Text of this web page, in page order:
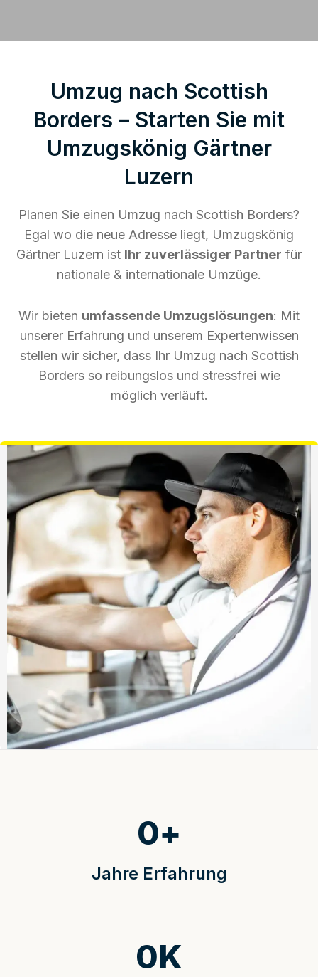
Umzug nach Scottish
Borders – Starten Sie mit
Umzugskönig Gärtner
Luzern
Planen Sie einen Umzug nach Scottish Borders?
Egal wo die neue Adresse liegt, Umzugskönig
Gärtner Luzern ist Ihr zuverlässiger Partner für
nationale & internationale Umzüge.
Wir bieten umfassende Umzugslösungen: Mit
unserer Erfahrung und unserem Expertenwissen
stellen wir sicher, dass Ihr Umzug nach Scottish
Borders so reibungslos und stressfrei wie
möglich verläuft.
Jahre Erfahrung
0+
0K